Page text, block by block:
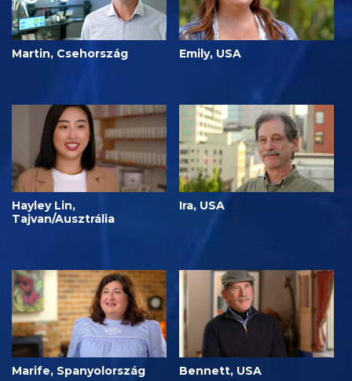
Martin, Csehország Emily, USA
Hayley Lin,
Tajvan/Ausztrália
Ira, USA
Marife, Spanyolország Bennett, USA